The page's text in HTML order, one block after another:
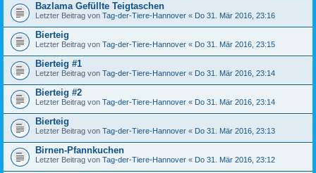
Bazlama Gefüllte Teigtaschen
Letzter Beitrag von Tag-der-Tiere-Hannover « Do 31. Mär 2016, 23:16
Bierteig
Letzter Beitrag von Tag-der-Tiere-Hannover « Do 31. Mär 2016, 23:15
Bierteig #1
Letzter Beitrag von Tag-der-Tiere-Hannover « Do 31. Mär 2016, 23:14
Bierteig #2
Letzter Beitrag von Tag-der-Tiere-Hannover « Do 31. Mär 2016, 23:14
Bierteig
Letzter Beitrag von Tag-der-Tiere-Hannover « Do 31. Mär 2016, 23:13
Birnen-Pfannkuchen
Letzter Beitrag von Tag-der-Tiere-Hannover « Do 31. Mär 2016, 23:12